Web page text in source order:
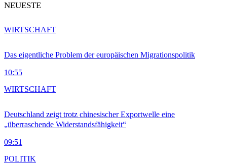
NEUESTE
Das eigentliche Problem der europäischen Migrationspolitik
10:55
WIRTSCHAFT
Deutschland zeigt trotz chinesischer Exportwelle eine
„überraschende Widerstandsfähigkeit“
09:51
WIRTSCHAFT
POLITIK